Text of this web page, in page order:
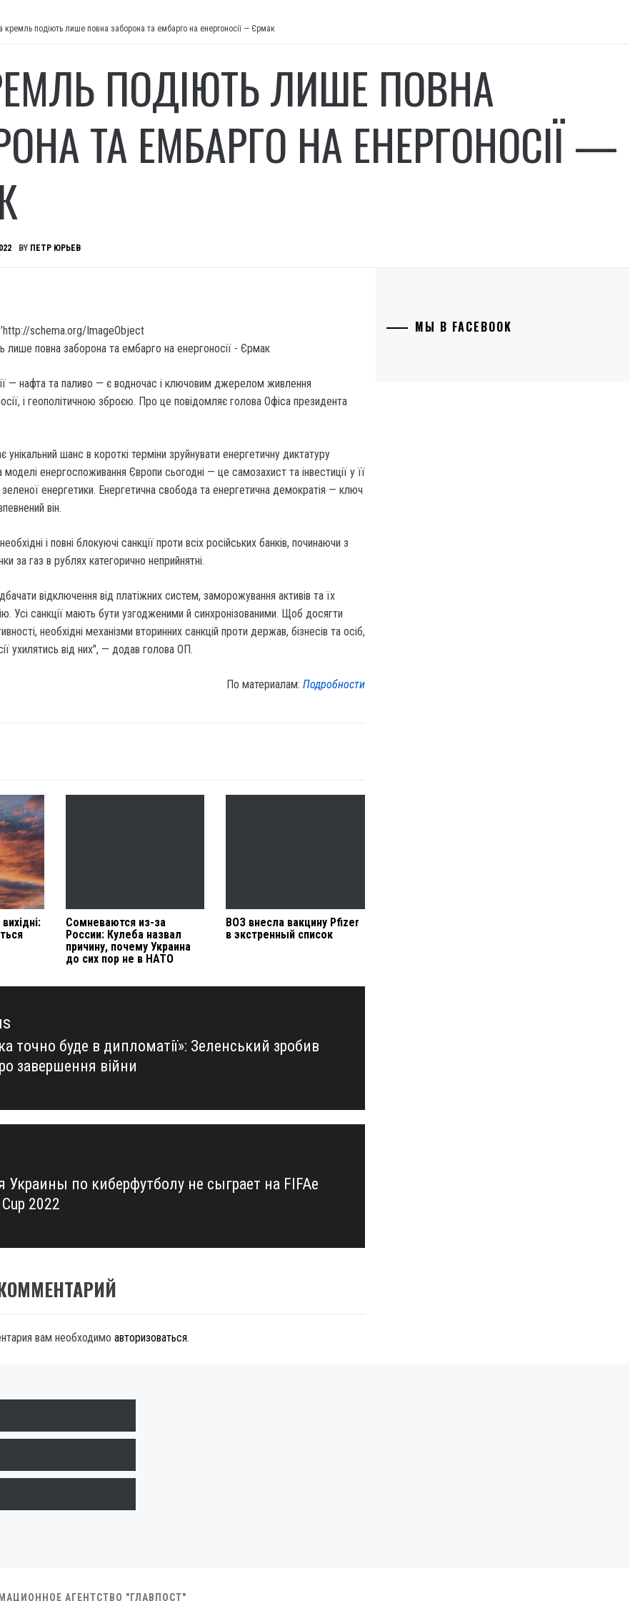
кремль подіють лише повна заборона та ембарго на енергоносії — Єрмак
ПОДІЮТЬ ЛИШЕ ПОВНА
ТА ЕМБАРГО НА ЕНЕРГОНОСІЇ —
BY ПЕТР ЮРЬЕВ
schema.org/ImageObject
— нафта та паливо — є водночас і ключовим джерелом живлення
і геополітичною зброєю. Про це повідомляє голова Офіса президента
унікальний шанс в короткі терміни зруйнувати енергетичну диктатуру
енергоспоживання Європи сьогодні — це самозахист та інвестиції у її
енергетики. Енергетична свобода та енергетична демократія — ключ
він.
і повні блокуючі санкції проти всіх російських банків, починаючи з
за газ в рублях категорично неприйнятні.
відключення від платіжних систем, заморожування активів та їх
Усі санкції мають бути узгодженими й синхронізованими. Щоб досягти
необхідні механізми вторинних санкцій проти держав, бізнесів та осіб,
ухилятись від них", — додав голова ОП.
По материалам:Подробности
Сомневаются из-за
России: Кулеба назвал
причину, почему Украина
до сих пор не в НАТО
ВОЗ внесла вакцину Pfizer
в экстренный список
точно буде в дипломатії»: Зеленський зробив
завершення війни
Украины по киберфутболу не сыграет на FIFAe
2022
вам необходимо авторизоваться.
МЫ В FACEBOOK
АГЕНТСТВО "ГЛАВПОСТ"